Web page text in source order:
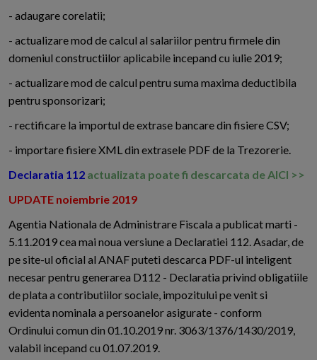
- adaugare corelatii;
- actualizare mod de calcul al salariilor pentru firmele din
domeniul constructiilor aplicabile incepand cu iulie 2019;
- actualizare mod de calcul pentru suma maxima deductibila
pentru sponsorizari;
- rectificare la importul de extrase bancare din fisiere CSV;
- importare fisiere XML din extrasele PDF de la Trezorerie.
Declaratia 112 actualizata poate fi descarcata de AICI >>
UPDATE noiembrie 2019
Agentia Nationala de Administrare Fiscala a publicat marti -
5.11.2019 cea mai noua versiune a Declaratiei 112. Asadar, de
pe site-ul oficial al ANAF puteti descarca PDF-ul inteligent
necesar pentru generarea D112 - Declaratia privind obligatiile
de plata a contributiilor sociale, impozitului pe venit si
evidenta nominala a persoanelor asigurate - conform
Ordinului comun din 01.10.2019 nr. 3063/1376/1430/2019,
valabil incepand cu 01.07.2019.